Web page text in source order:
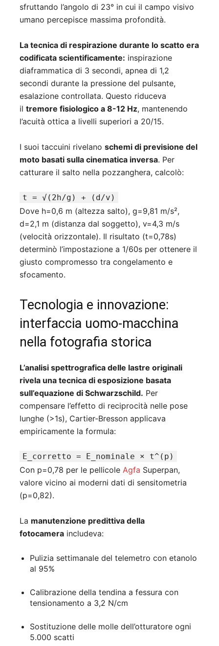
sfruttando l’angolo di 23° in cui il campo visivo
umano percepisce massima profondità.
La tecnica di respirazione durante lo scatto era
codificata scientificamente: inspirazione
diaframmatica di 3 secondi, apnea di 1,2
secondi durante la pressione del pulsante,
esalazione controllata. Questo riduceva
il tremore fisiologico a 8-12 Hz, mantenendo
l’acuità ottica a livelli superiori a 20/15.
I suoi taccuini rivelano schemi di previsione del
moto basati sulla cinematica inversa. Per
catturare il salto nella pozzanghera, calcolò:
t = √(2h/g) + (d/v)
Dove h=0,6 m (altezza salto), g=9,81 m/s²,
d=2,1 m (distanza dal soggetto), v=4,3 m/s
(velocità orizzontale). Il risultato (t=0,78s)
determinò l’impostazione a 1/60s per ottenere il
giusto compromesso tra congelamento e
sfocamento.
Tecnologia e innovazione:
interfaccia uomo-macchina
nella fotografia storica
L’analisi spettrografica delle lastre originali
rivela una tecnica di esposizione basata
sull’equazione di Schwarzschild. Per
compensare l’effetto di reciprocità nelle pose
lunghe (>1s), Cartier-Bresson applicava
empiricamente la formula:
E_corretto = E_nominale × t^(p)
Con p=0,78 per le pellicole Agfa Superpan,
valore vicino ai moderni dati di sensitometria
(p=0,82).
La manutenzione predittiva della
fotocamera includeva:
Pulizia settimanale del telemetro con etanolo
al 95%
Calibrazione della tendina a fessura con
tensionamento a 3,2 N/cm
Sostituzione delle molle dell’otturatore ogni
5.000 scatti